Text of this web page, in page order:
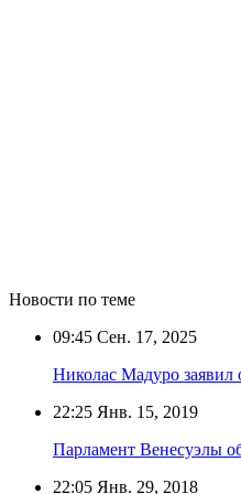
Новости по теме
09:45 Сен. 17, 2025
Николас Мадуро заявил
22:25 Янв. 15, 2019
Парламент Венесуэлы
22:05 Янв. 29, 2018